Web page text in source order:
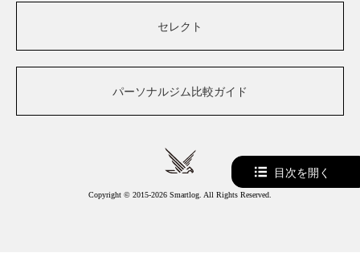
セレクト
パーソナルジム比較ガイド
Copyright © 2015-2026 Smartlog. All Rights Reserved.
目次を開く